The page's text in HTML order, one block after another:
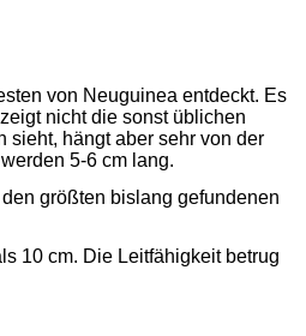
von Neuguinea entdeckt. Es
nicht die sonst üblichen
sieht, hängt aber sehr von der
5-6 cm lang.
größten bislang gefundenen
10 cm. Die Leitfähigkeit betrug